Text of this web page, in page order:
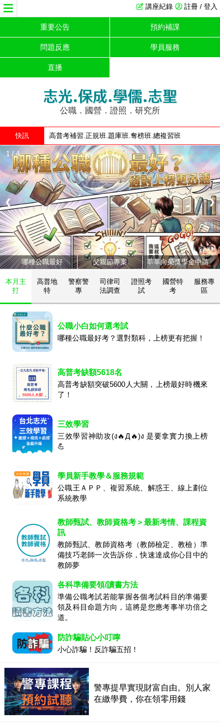
註冊 / 登入
講座紀錄
重要公告 預約補課
問題反應 學員服務
直播
志光.保成.學儒.志聖
公職．國營．證照．研究所
快訊 高普考補習.正規班.題庫班.奪榜班.總複習班
1 / 4
❮ ❯
哪種公職最好 父親節專案 莘莘向榮獎學金申請
本月主
打
高普地
特
警察警
專
司律司
法調查
證照考
試
國營特
考
服務專
區
公職小白如何選考試
哪種公職最好考？選對類科，上榜更有把握！
高普考缺額5618名
高普考缺額突破5600人大關，上榜最好時機來
了！
三效學習
三效學習神助攻(ง🔥Д🔥)ง 是要拿實力換上榜
💪
學員新手教學＆服務規範
公職王ＡＰＰ、複習系統、解惑王、線上劃位
系統教學
教師甄試、教師資格考＞最新考情、課程資
訊
教師甄試、教師資格考（教師檢定、教檢）準
備技巧老師一次告訴你，快速達成你心目中的
教師夢
各科準備要領/讀書方法
準備公職考試若能掌握各個考試科目的準備要
領及科目命題方向，這將是您應考事半功倍之
道。
防詐騙貼心小叮嚀
小心詐騙！反詐騙五招！
警專提早實現財富自由。別人家
在繳學費，你在領零用錢